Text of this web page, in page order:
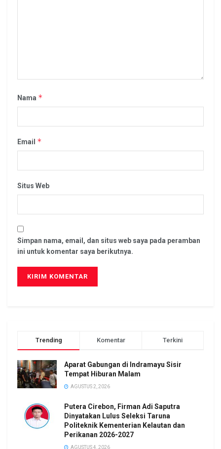
Nama *
Email *
Situs Web
Simpan nama, email, dan situs web saya pada peramban
ini untuk komentar saya berikutnya.
Trending Komentar Terkini
Aparat Gabungan di Indramayu Sisir
Tempat Hiburan Malam
AGUSTUS 2, 2026
Putera Cirebon, Firman Adi Saputra
Dinyatakan Lulus Seleksi Taruna
Politeknik Kementerian Kelautan dan
Perikanan 2026-2027
AGUSTUS 4, 2026